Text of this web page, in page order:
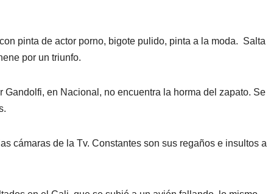
pinta de actor porno, bigote pulido, pinta a la moda. Salta
por un triunfo.
en Nacional, no encuentra la horma del zapato. Se
cámaras de la Tv. Constantes son sus regaños e insultos